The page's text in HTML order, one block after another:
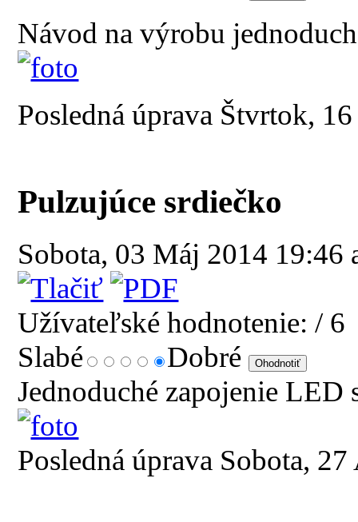
Návod na výrobu
Posledná úprava Štvrtok,
Pulzujúce srdiečko
Sobota, 03 Máj 2014 19:46
Užívateľské hodnotenie: / 6
Slabé
Dobré
Jednoduché zapojenie
Posledná úprava Sobota,